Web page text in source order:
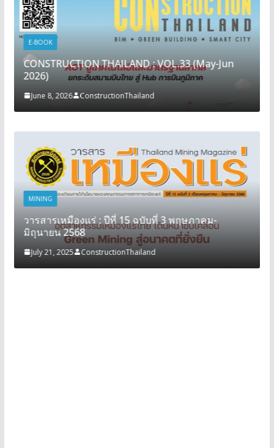
E-BOOK
CONSTRUCTION THAILAND : VOL.33 (May-Jun
2026)
June 8, 2026 ConstructionThailand
MINING
วารสารเหมืองแร่ : ปีที่ 15 ฉบับที่ 3 พฤษภาคม-
มิถุนายน 2568
July 21, 2025 ConstructionThailand